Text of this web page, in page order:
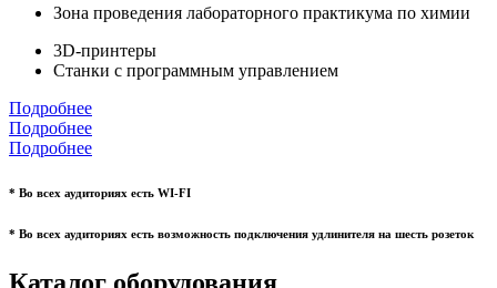
Зона проведения лабораторного практикума по химии
3D-принтеры
Станки с программным управлением
Подробнее
Подробнее
Подробнее
* Во всех аудиториях есть WI-FI
* Во всех аудиториях есть возможность подключения удлинителя на шесть розеток